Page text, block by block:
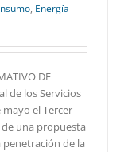
, Energía
DE
de los Servicios
mayo el Tercer
una propuesta
de la